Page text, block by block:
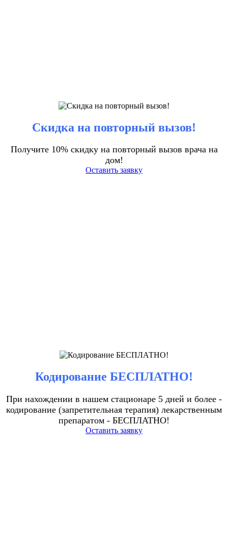
Скидка на повторный вызов!
Получите 10% скидку на повторный вызов врача на
дом!
Оставить заявку
Кодирование БЕСПЛАТНО!
При нахождении в нашем стационаре 5 дней и более -
кодирование (запретительная терапия) лекарственным
препаратом - БЕСПЛАТНО!
Оставить заявку